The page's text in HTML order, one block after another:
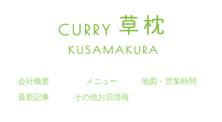
会社概要 メニュー
地図・営業時間
最新記事
その他お店情報